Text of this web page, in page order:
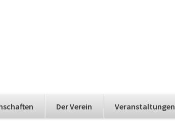
Der Verein Veranstaltungen